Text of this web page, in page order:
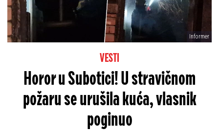
Informer
VESTI
Horor u Subotici! U stravičnom
požaru se urušila kuća, vlasnik
poginuo